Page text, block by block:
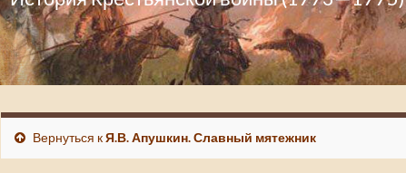
Вернуться кЯ.В. Апушкин. Славный мятежник